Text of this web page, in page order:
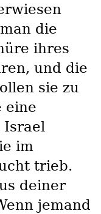
die
ihres
und die
sie zu
eine
im
trieb.
deiner
jemand